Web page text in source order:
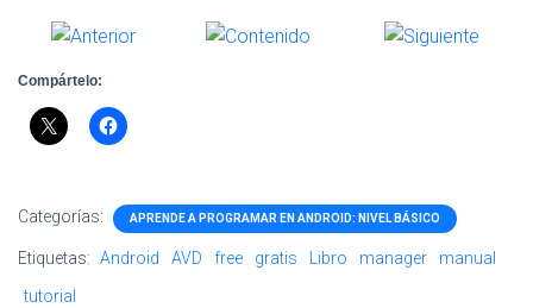
Compártelo:
Categorías: APRENDE A PROGRAMAR EN ANDROID: NIVEL BÁSICO
Etiquetas: Android AVD free gratis Libro manager
manual
tutorial